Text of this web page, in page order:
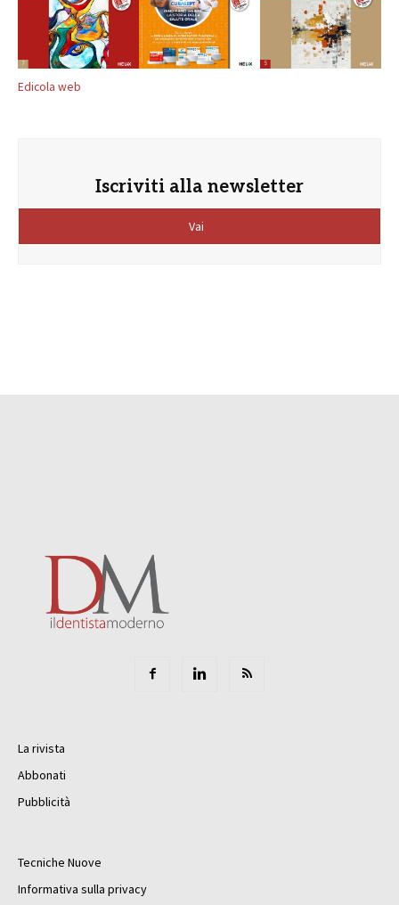
Edicola web
Iscriviti alla newsletter
Vai
La rivista
Abbonati
Pubblicità
Tecniche Nuove
Informativa sulla privacy